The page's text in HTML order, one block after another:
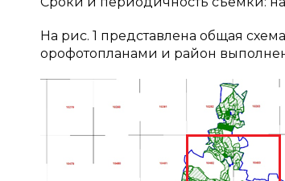
На рис. 1 представлена общая
орофотопланами и район